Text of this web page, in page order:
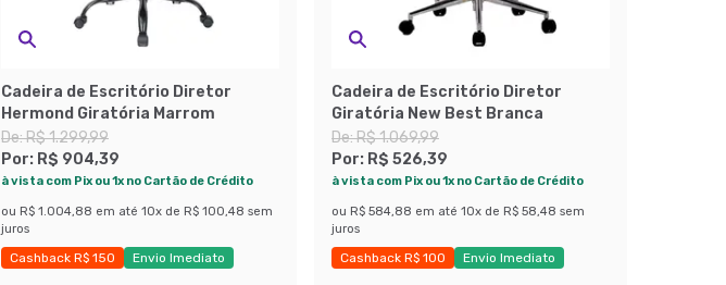
Cadeira de Escritório Diretor
Hermond Giratória Marrom
De:R$ 1.299,99
Por: R$ 904,39
à vista com Pix ou 1x no Cartão de Crédito
ou R$ 1.004,88 em até 10x de R$ 100,48 sem
juros
Cashback R$ 150
Envio Imediato
Cadeira de Escritório Diretor
Giratória New Best Branca
De:R$ 1.069,99
Por: R$ 526,39
à vista com Pix ou 1x no Cartão de Crédito
ou R$ 584,88 em até 10x de R$ 58,48 sem
juros
Cashback R$ 100
Envio Imediato